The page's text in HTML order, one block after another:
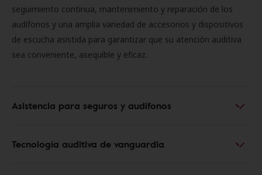
seguimiento continua, mantenimiento y reparación de los
audífonos y una amplia variedad de accesorios y dispositivos
de escucha asistida para garantizar que su atención auditiva
sea conveniente, asequible y eficaz.
Asistencia para seguros y audífonos
Tecnología auditiva de vanguardia